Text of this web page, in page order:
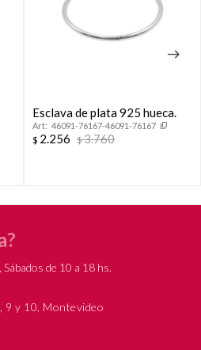
Esclava de plata 925 hueca.
46091-76167-46091-76167
$ 2.256 $3.760
de 10 a 18 hs.
9 y 10, Montevideo